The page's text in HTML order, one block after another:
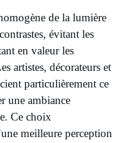
de la lumière
évitant les
en valeur les
artistes, décorateurs et
particulièrement ce
une ambiance
Ce choix
meilleure perception